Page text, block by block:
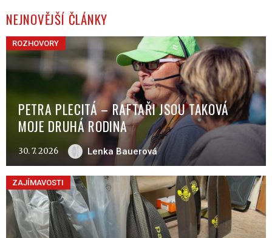
NEJNOVĚJŠÍ ČLÁNKY
ROZHOVORY
PETRA PLECITÁ – RAFTAŘI JSOU TAKOVÁ
MOJE DRUHÁ RODINA
30. 7. 2026 Lenka Bauerová
ZAJÍMAVOSTI